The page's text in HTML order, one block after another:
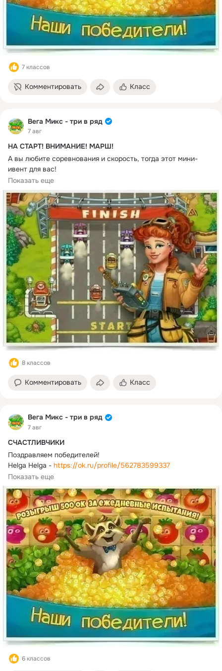
Получите свои 50 ОК!
7 классов
Комментировать Класс
Вега Микс - три в ряд
7 авг
НА СТАРТ! ВНИМАНИЕ! МАРШ!
А вы любите соревнования и скорость, тогда этот мини-
ивент для вас!
Приглашаем всех принять участие в нашем "Ралли".
В игровом окне появляется дорожка ралли, на которой
одновременно стартуют 7 гоночных машин. Машинка в
центре - ваша. Задача: проходя уровни, прийти к финишу
быстрее всех.
Важно! В Ралли используется своя энергия - канистры.
На старте вы получаете 5 канистр. Если уровень пройден
удачно - канистры не сгорают. Если вы проиграли уровень -
с вашего счета спишется 1 канистра.
Пополнить запас топлива можно на промежуточных
заправочных колонках, которые вы будете встречать по пути
к финишу. Кроме того, на заправках вас будут ждать
приятные бонусы.
Показать еще
8 классов
Комментировать Класс
Вега Микс - три в ряд
7 авг
СЧАСТЛИВЧИКИ
Поздравляем победителей!
Helga Helga - https://ok.ru/profile/562783599337
https://ok.ru/profile/397050764313
Оля Плотникова - https://ok.ru/profile/509034903440
Валия Штейнбренер(Сафронова) -
https://ok.ru/profile/512282279827
Татьяна Александровна - https://ok.ru/profile/521601174353
Вячеслав Русалеев - https://ok.ru/profile/510742455108
Оксана Усачёва - https://ok.ru/profile/565681192079
дарья ширяева - https://ok.ru/profile/557027291509
Светлана Негодченко - https://ok.ru/profile/355197535473
Люба Ермолова (Ендовицкая) -
https://ok.ru/profile/360726817029
Получите свои 50 ОК!
Показать еще
6 классов